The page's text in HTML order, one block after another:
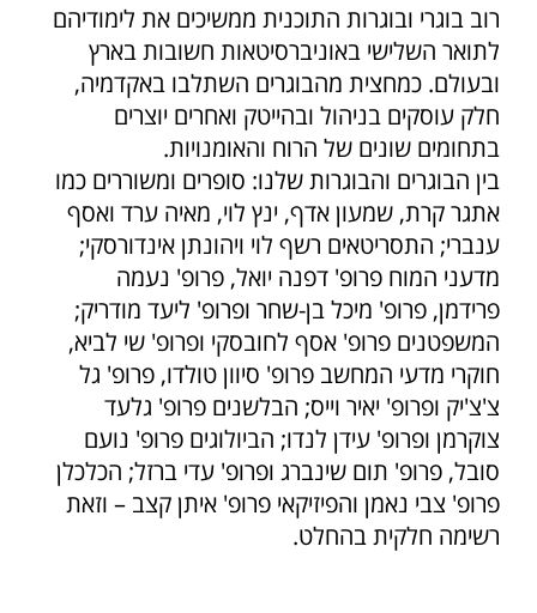
רוב בוגרי ובוגרות התוכנית ממשיכים את לימודיהם
לתואר השלישי באוניברסיטאות חשובות בארץ
ובעולם. כמחצית מהבוגרים השתלבו באקדמיה,
חלק עוסקים בניהול ובהייטק ואחרים יוצרים
בתחומים שונים של הרוח והאומנויות.
בין הבוגרים והבוגרות שלנו: סופרים ומשוררים כמו
אתגר קרת, שמעון אדף, ינץ לוי, מאיה ערד ואסף
ענברי; התסריטאים רשף לוי ויהונתן אינדורסקי;
מדעני המוח פרופ' דפנה יואל, פרופ' נעמה
פרידמן, פרופ' מיכל בן-שחר ופרופ' ליעד מודריק;
המשפטנים פרופ' אסף לחובסקי ופרופ' שי לביא,
חוקרי מדעי המחשב פרופ' סיוון טולדו, פרופ' גל
צ'צ'יק ופרופ' יאיר וייס; הבלשנים פרופ' גלעד
צוקרמן ופרופ' עידן לנדו; הביולוגים פרופ' נועם
סובל, פרופ' תום שינברג ופרופ' עדי ברזל; הכלכלן
פרופ' צבי נאמן והפיזיקאי פרופ' איתן קצב – וזאת
רשימה חלקית בהחלט.